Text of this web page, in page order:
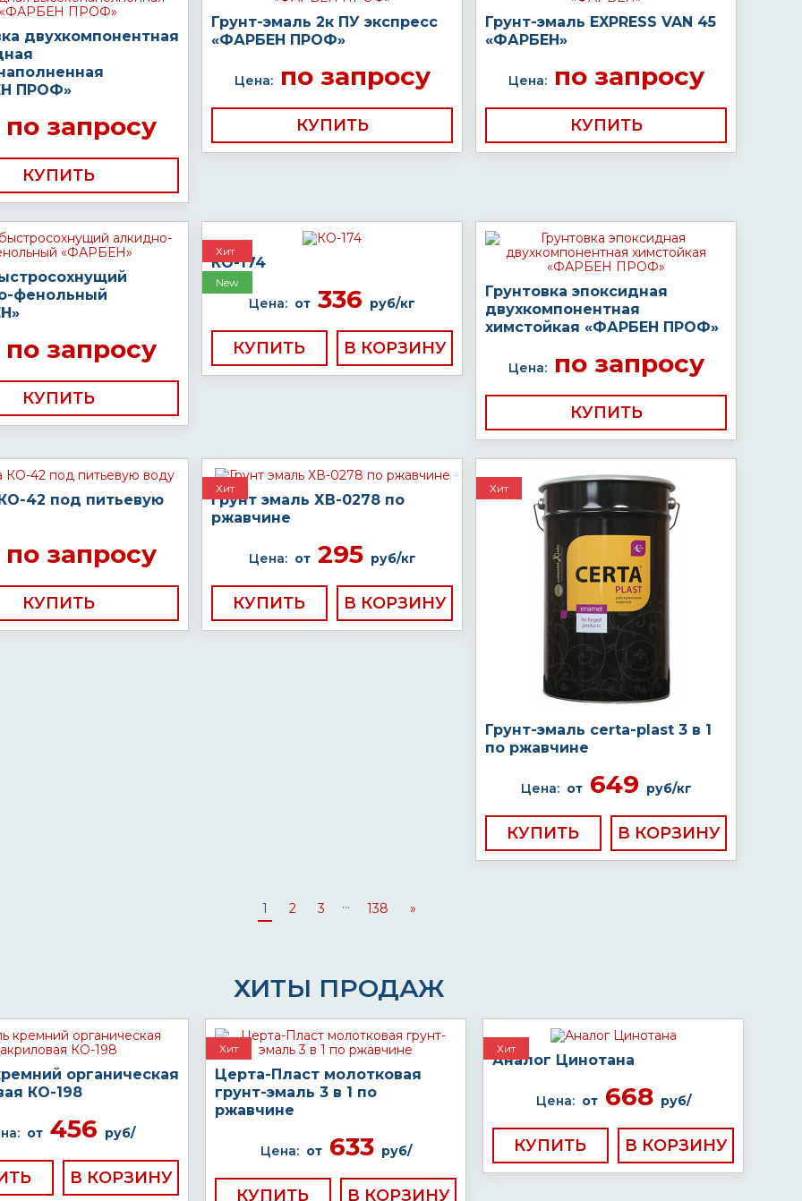
двухкомпонентная
ПРОФ»
запросу
КУПИТЬ
Грунт-эмаль 2к ПУ экспресс
«ФАРБЕН ПРОФ»
Цена:по запросу
КУПИТЬ
Грунт-эмаль EXPRESS VAN 45
«ФАРБЕН»
Цена:по запросу
КУПИТЬ
фенольный
запросу
КУПИТЬ
Хит
New
КО-174
Цена: от 336 руб/кг
КУПИТЬ
Грунтовка эпоксидная
двухкомпонентная
химстойкая «ФАРБЕН ПРОФ»
Цена:по запросу
КУПИТЬ
42 под питьевую
запросу
КУПИТЬ
Хит
Грунт эмаль ХВ-0278 по
ржавчине
Цена: от295 руб/кг
КУПИТЬ
Хит
Грунт-эмаль certa-plast 3 в 1
по ржавчине
Цена: от649 руб/кг
КУПИТЬ
1 2 3 ... 138 »
ХИТЫ ПРОДАЖ
органическая
КО-198
от 456 руб/
Хит
Церта-Пласт молотковая
грунт-эмаль 3 в 1 по
ржавчине
Цена: от633 руб/
КУПИТЬ
Хит
Аналог Цинотана
Цена: от668 руб/
КУПИТЬ